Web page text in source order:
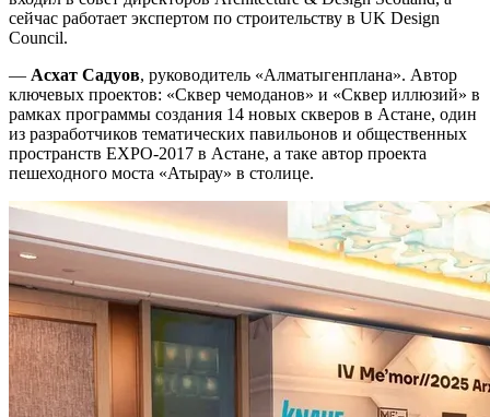
сейчас работает экспертом по строительству в UK Design
Council.
— Асхат Садуов, руководитель «Алматыгенплана». Автор
ключевых проектов: «Сквер чемоданов» и «Сквер иллюзий» в
рамках программы создания 14 новых скверов в Астане, один
из разработчиков тематических павильонов и общественных
пространств ЕXРО-2017 в Астане, а таке автор проекта
пешеходного моста «Атырау» в столице.